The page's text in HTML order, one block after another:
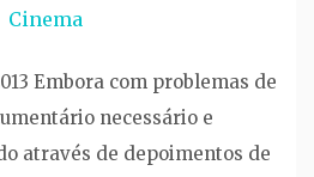
Cinema
Embora com problemas de
necessário e
através de depoimentos de